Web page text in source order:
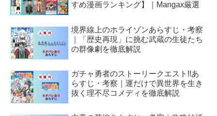
すめ漫画ランキング】｜Mangax厳選
境界線上のホライゾンあらすじ・考察
｜「歴史再現」に挑む武蔵の生徒たち
の群像劇を徹底解説
ガチャ勇者のストーリークエスト!!あ
らすじ・考察｜運だけで異世界を生き
抜く理不尽コメディを徹底解説